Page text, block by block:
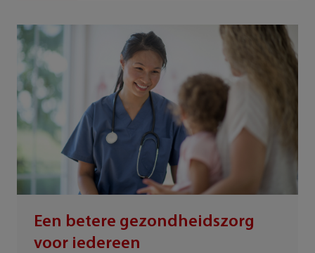
Een betere gezondheidszorg
voor iedereen